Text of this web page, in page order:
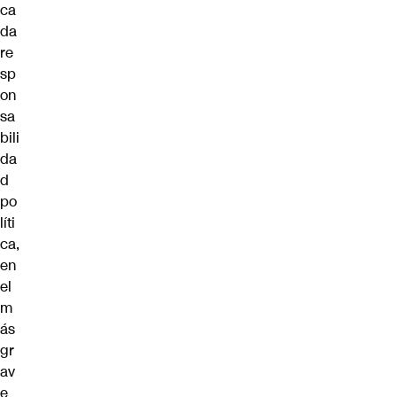
ca
da
re
sp
on
sa
bili
da
d
po
líti
ca,
en
el
m
ás
gr
av
e